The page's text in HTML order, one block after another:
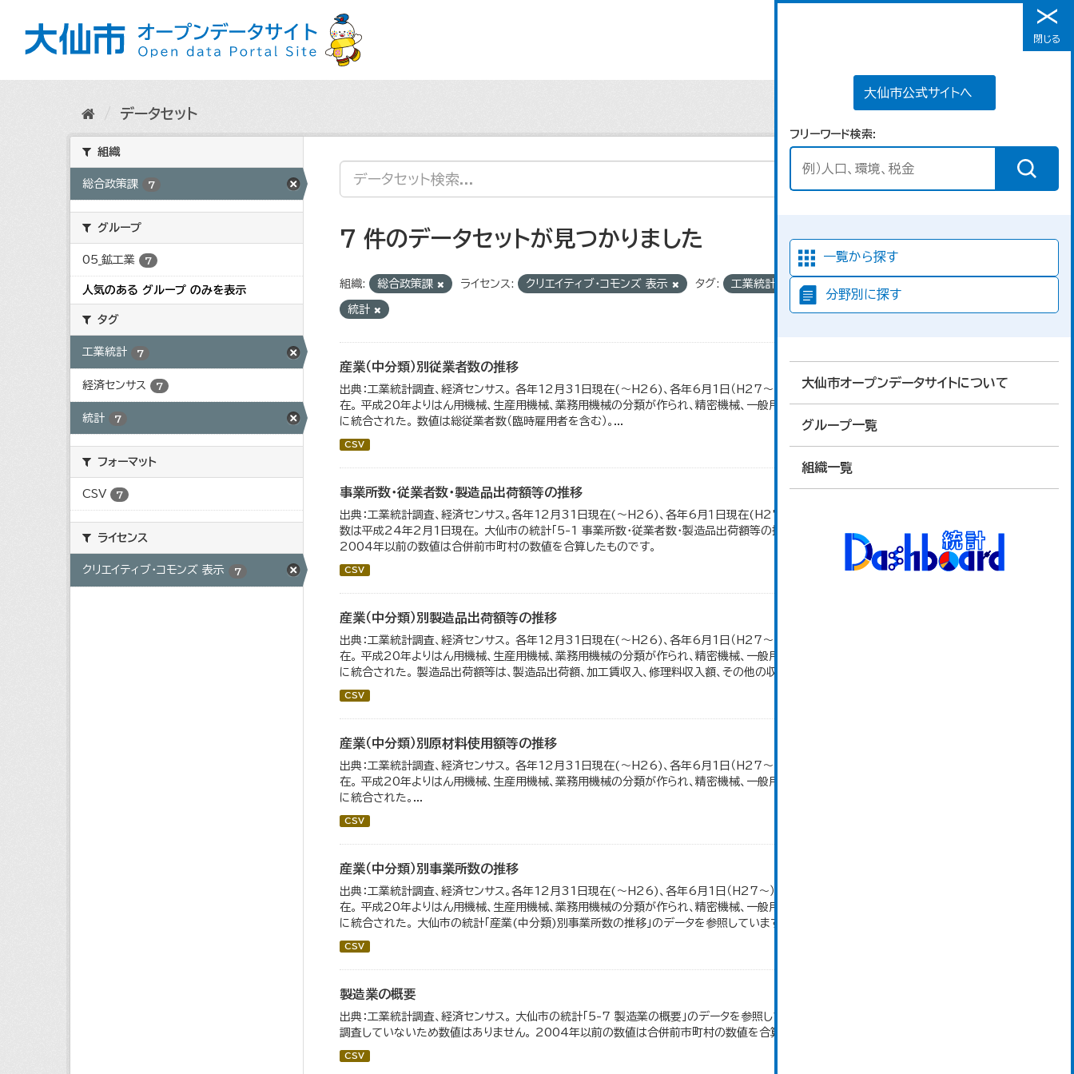
メニュー
大仙市公式サイトへ
フリーワード検索
一覧から探す
分野別に探す
大仙市オープンデータサイトについて
グループ一覧
組織一覧
閉じる
データセット
組織
総合政策課 7
グループ
05_鉱工業 7
人気のある グループ のみを表示
タグ
工業統計 7
経済センサス 7
統計 7
フォーマット
CSV 7
ライセンス
クリエイティブ・コモンズ 表示 7
7 件のデータセットが見つかりました
組織: 総合政策課 ライセンス: クリエイティブ・コモンズ 表示 タグ: 工業統計
統計
産業（中分類）別従業者数の推移
出典：工業統計調査、経済センサス。 各年12月31日現在(～H26)、各年6月1日（H27～）・平成23年のみ平成24年2月1日現
在。 平成20年よりはん用機械、生産用機械、業務用機械の分類が作られ、精密機械、一般用機械の分類は廃止。また、衣服は繊維
に統合された。 数値は総従業者数（臨時雇用者を含む）。...
CSV
事業所数・従業者数・製造品出荷額等の推移
出典：工業統計調査、経済センサス。各年12月31日現在(～H26)、各年6月１日現在(H27～)。 平成23年のみ事業所数、従業者
数は平成24年2月1日現在。 大仙市の統計「5-1 事業所数・従業者数・製造品出荷額等の推移」のデータを参照しています。
2004年以前の数値は合併前市町村の数値を合算したものです。
CSV
産業（中分類）別製造品出荷額等の推移
出典：工業統計調査、経済センサス。 各年12月31日現在(～H26)、各年6月1日（H27～）・平成23年のみ平成24年2月1日現
在。 平成20年よりはん用機械、生産用機械、業務用機械の分類が作られ、精密機械、一般用機械の分類は廃止。また、衣服は繊維
に統合された。 製造品出荷額等は、製造品出荷額、加工賃収入、修理料収入額、その他の収入額の合計。...
CSV
産業（中分類）別原材料使用額等の推移
出典：工業統計調査、経済センサス。 各年12月31日現在(～H26)、各年6月1日（H27～）・平成23年のみ平成24年2月1日現
在。 平成20年よりはん用機械、生産用機械、業務用機械の分類が作られ、精密機械、一般用機械の分類は廃止。また、衣服は繊維
に統合された。...
CSV
産業（中分類）別事業所数の推移
出典：工業統計調査、経済センサス。各年12月31日現在(～H26)、各年6月1日（H27～）・平成23年のみ平成24年2月1日現
在。 平成20年よりはん用機械、生産用機械、業務用機械の分類が作られ、精密機械、一般用機械の分類は廃止。また、衣服は繊維
に統合された。 大仙市の統計「産業(中分類)別事業所数の推移」のデータを参照しています。...
CSV
製造業の概要
出典：工業統計調査、経済センサス。 大仙市の統計「5-7 製造業の概要」のデータを参照しています。 2007年以前は「生産額」を
調査していないため数値はありません。 2004年以前の数値は合併前市町村の数値を合算したものです。
CSV